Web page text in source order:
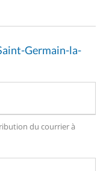
Germain-la-
du courrier à